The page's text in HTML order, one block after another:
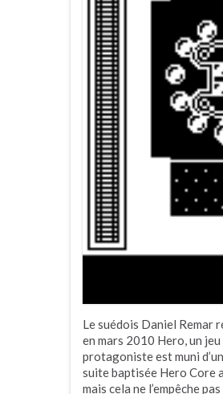
Le suédois Daniel Remar
en mars 2010 Hero, un
protagoniste est muni
suite baptisée Hero Core
mais cela ne l’empêche